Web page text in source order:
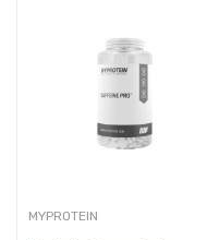
MYPROTEIN